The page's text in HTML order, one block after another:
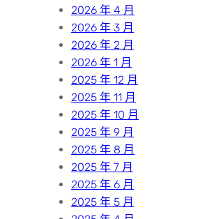
2026 年 4 月
2026 年 3 月
2026 年 2 月
2026 年 1 月
2025 年 12 月
2025 年 11 月
2025 年 10 月
2025 年 9 月
2025 年 8 月
2025 年 7 月
2025 年 6 月
2025 年 5 月